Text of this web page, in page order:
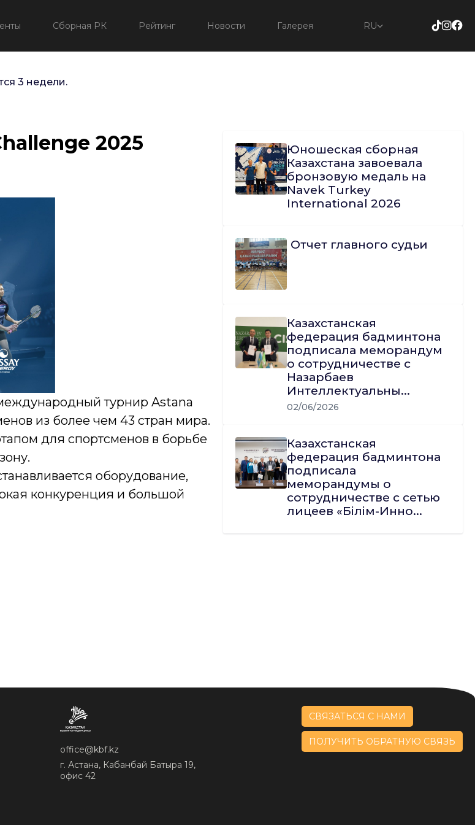
Сборная РК Рейтинг Новости Галерея RU
3 недели.
2025
турнир Astana
из более чем 43 стран мира.
для спортсменов в борьбе
оборудование,
конкуренция и большой
Юношеская сборная
Казахстана завоевала
бронзовую медаль на
Navek Turkey
International 2026
Отчет главного судьи
Казахстанская
федерация бадминтона
подписала меморандум
о сотрудничестве с
Назарбаев
Интеллектуальны...
02/06/2026
Казахстанская
федерация бадминтона
подписала
меморандумы о
сотрудничестве с сетью
лицеев «Білім-Инно...
office@kbf.kz
г. Астана, Кабанбай Батыра 19,
офис 42
СВЯЗАТЬСЯ С НАМИ
ПОЛУЧИТЬ ОБРАТНУЮ СВЯЗЬ